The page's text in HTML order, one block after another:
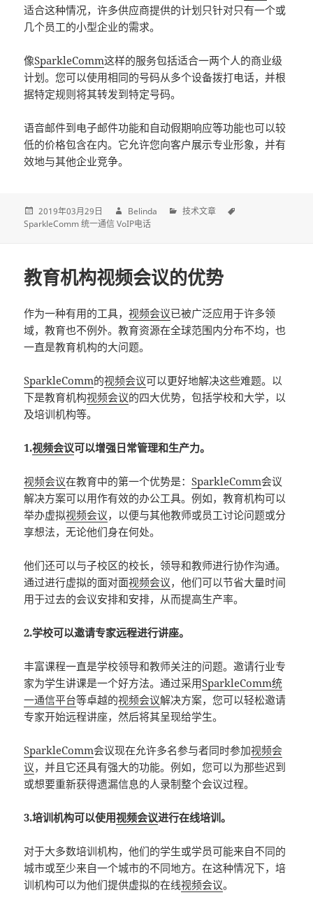
适合这种情况，许多供应商提供的计划只针对只有一个或
几个员工的小型企业的需求。
像SparkleComm这样的服务包括适合一两个人的商业级
计划。您可以使用相同的号码从多个设备拨打电话，并根
据特定规则将其转发到特定号码。
语音邮件到电子邮件功能和自动假期响应等功能也可以较
低的价格包含在内。它允许您向客户展示专业形象，并有
效地与其他企业竞争。
2019年03月29日 Belinda
技术文章
SparkleComm 统一通信 VoIP电话
教育机构视频会议的优势
作为一种有用的工具，视频会议已被广泛应用于许多领
域，教育也不例外。教育资源在全球范围内分布不均，也
一直是教育机构的大问题。
SparkleComm的视频会议可以更好地解决这些难题。以
下是教育机构视频会议的四大优势，包括学校和大学，以
及培训机构等。
1.视频会议可以增强日常管理和生产力。
视频会议在教育中的第一个优势是：SparkleComm会议
解决方案可以用作有效的办公工具。例如，教育机构可以
举办虚拟视频会议，以便与其他教师或员工讨论问题或分
享想法，无论他们身在何处。
他们还可以与子校区的校长，领导和教师进行协作沟通。
通过进行虚拟的面对面视频会议，他们可以节省大量时间
用于过去的会议安排和安排，从而提高生产率。
2.学校可以邀请专家远程进行讲座。
丰富课程一直是学校领导和教师关注的问题。邀请行业专
家为学生讲课是一个好方法。通过采用SparkleComm统
一通信平台等卓越的视频会议解决方案，您可以轻松邀请
专家开始远程讲座，然后将其呈现给学生。
SparkleComm会议现在允许多名参与者同时参加视频会
议，并且它还具有强大的功能。例如，您可以为那些迟到
或想要重新获得遗漏信息的人录制整个会议过程。
3.培训机构可以使用视频会议进行在线培训。
对于大多数培训机构，他们的学生或学员可能来自不同的
城市或至少来自一个城市的不同地方。在这种情况下，培
训机构可以为他们提供虚拟的在线视频会议。